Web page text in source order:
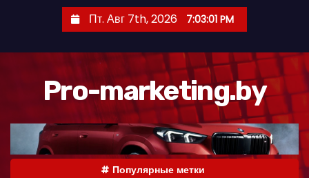
Пт. Авг 7th, 2026 7:03:02 PM
Pro-marketing.by
Популярные метки